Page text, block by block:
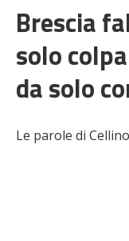
Video
Brescia
solo
da solo
Le parole di Cellino